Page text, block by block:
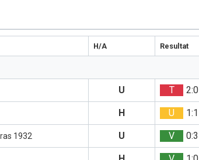
H/A Resultat
U T 2:0
H U 1:1
1932 U V 0:3